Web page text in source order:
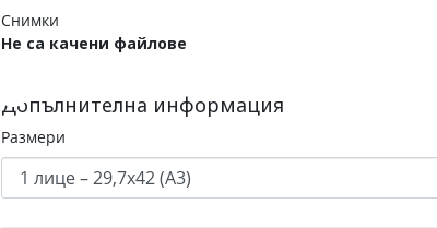
Снимки
Не са качени файлове
Допълнителна информация
Размери